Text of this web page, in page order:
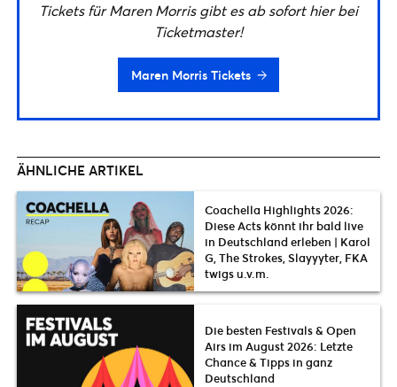
Tickets für Maren Morris gibt es ab sofort hier bei
Ticketmaster!
Maren Morris Tickets
ÄHNLICHE ARTIKEL
Coachella Highlights 2026:
Diese Acts könnt ihr bald live
in Deutschland erleben | Karol
G, The Strokes, Slayyyter, FKA
twigs u.v.m.
Die besten Festivals & Open
Airs im August 2026: Letzte
Chance & Tipps in ganz
Deutschland